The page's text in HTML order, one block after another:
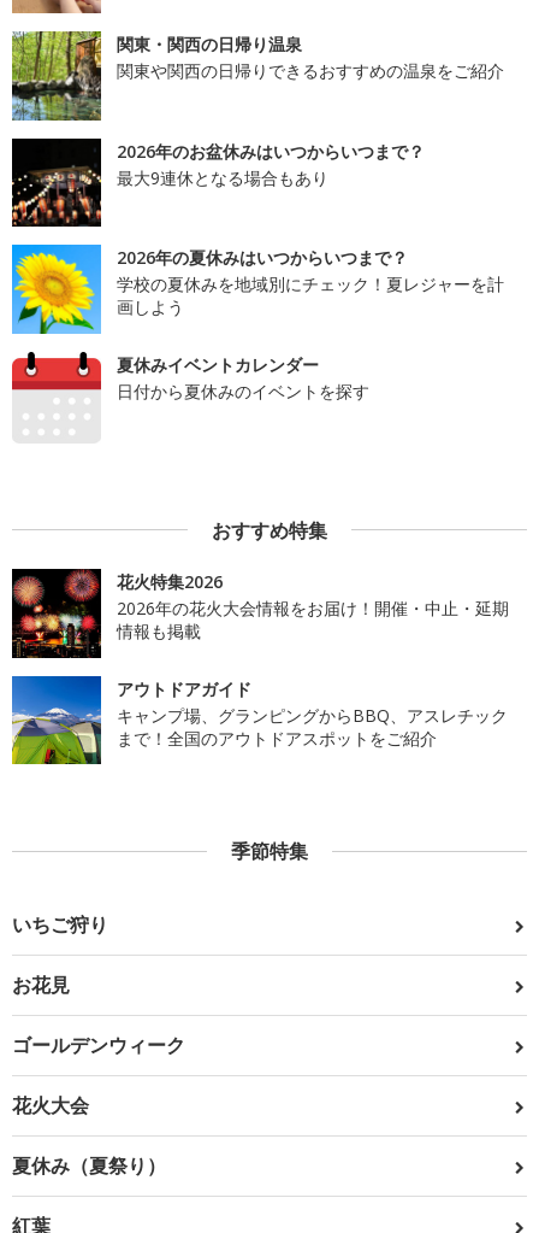
関東・関西の日帰り温泉
関東や関西の日帰りできるおすすめの温泉をご紹介
2026年のお盆休みはいつからいつまで？
最大9連休となる場合もあり
2026年の夏休みはいつからいつまで？
学校の夏休みを地域別にチェック！夏レジャーを計
画しよう
夏休みイベントカレンダー
日付から夏休みのイベントを探す
おすすめ特集
花火特集2026
2026年の花火大会情報をお届け！開催・中止・延期
情報も掲載
アウトドアガイド
キャンプ場、グランピングからBBQ、アスレチック
まで！全国のアウトドアスポットをご紹介
季節特集
いちご狩り
お花見
ゴールデンウィーク
花火大会
夏休み（夏祭り）
紅葉